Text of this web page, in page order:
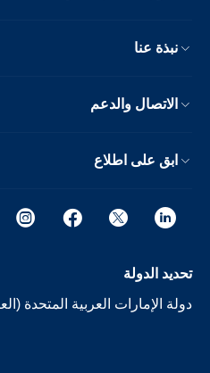
نبذة عنا
الاتصال والدعم
ابق على اطلاع
تحديد الدولة
دولة الإمارات العربية المتحدة